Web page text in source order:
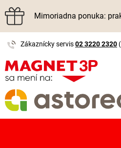
Mimoriadna ponuka:
Zákaznícky servis02 3220 2320